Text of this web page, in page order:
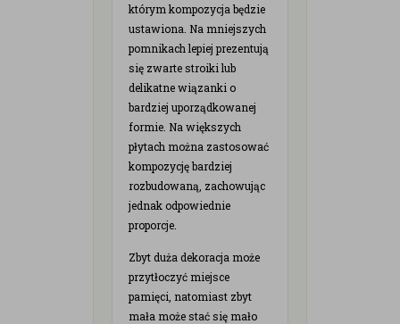
którym kompozycja będzie
ustawiona. Na mniejszych
pomnikach lepiej prezentują
się zwarte stroiki lub
delikatne wiązanki o
bardziej uporządkowanej
formie. Na większych
płytach można zastosować
kompozycję bardziej
rozbudowaną, zachowując
jednak odpowiednie
proporcje.
Zbyt duża dekoracja może
przytłoczyć miejsce
pamięci, natomiast zbyt
mała może stać się mało